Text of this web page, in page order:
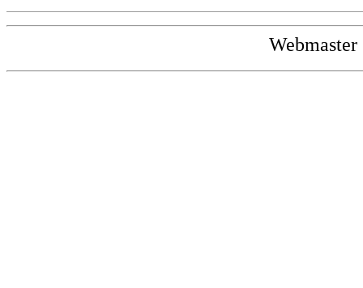
Webmaster